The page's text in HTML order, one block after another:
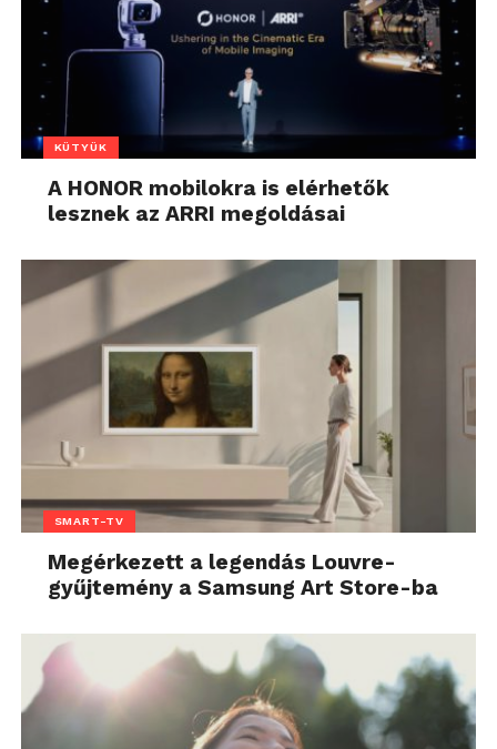
KÜTYÜK
A HONOR mobilokra is elérhetők
lesznek az ARRI megoldásai
SMART-TV
Megérkezett a legendás Louvre-
gyűjtemény a Samsung Art Store-ba